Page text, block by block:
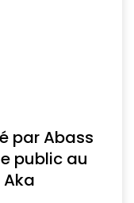
par Abass
public au